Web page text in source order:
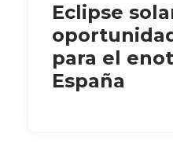
Eclipse
para el
España